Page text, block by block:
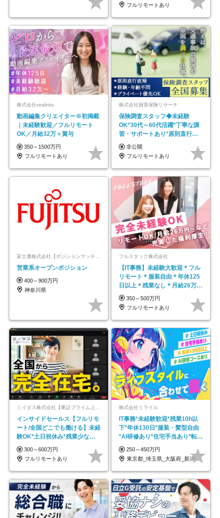
フルリモートあり
株式会社viralinks
動画編集クリエイター※初掲載
｜未経験歓迎／フルリモート
OK／月給32万＋賞与
350～1500万円
フルリモートあり
株式会社損害保険リサーチ
保険調査スタッフ◆未経験
OK*30代～60代活躍*丁寧な講
習・サポートあり*原則直行直
帰／全国募集・業務委託
非公開
フルリモートあり
営業系オープンポジション
400～900万円
神奈川県
フルスタック株式会社
【IT事務】未経験大歓迎＊フル
リモート＊服装自由＊年休125
日以上＊残業なし＊月給26万円
以上
350～500万円
フルリモートあり
インサイドセールス【フルリモ
ート/全国どこでも働ける】未経
験OK*土日祝休み*残業少なめ*
在宅勤務手当あり
300～600万円
フルリモートあり
株式会社ミライル
IT事務*未経験歓迎*残業10h以
下*年休130日*服装・髪型自由
*AI研修あり*住宅手当あり*転勤
なし
250～450万円
東京都_埼玉県_大阪府_新潟県_福岡県